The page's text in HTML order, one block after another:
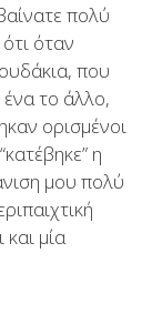
πολύ
όταν
που
το άλλο,
ορισμένοι
η
μου πολύ
μία